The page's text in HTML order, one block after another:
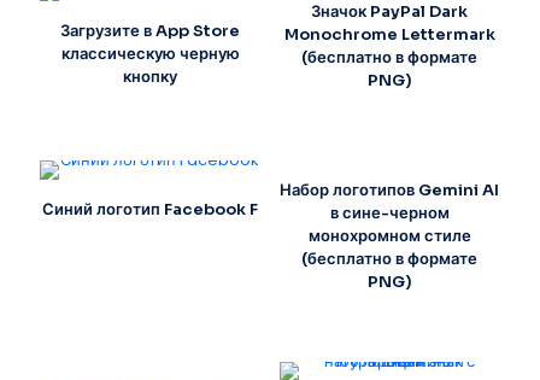
Загрузите в App Store
классическую черную
кнопку
Значок PayPal Dark
Monochrome Lettermark
(бесплатно в формате
PNG)
Синий логотип Facebook F
Набор логотипов Gemini AI
в сине-черном
монохромном стиле
(бесплатно в формате
PNG)